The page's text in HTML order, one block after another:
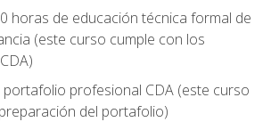
horas de educación técnica formal de
(este curso cumple con los
portafolio profesional CDA (este curso
del portafolio)